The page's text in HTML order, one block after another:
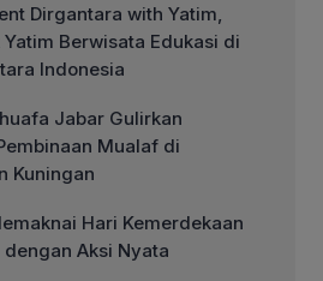
Dirgantara with Yatim,
Yatim Berwisata Edukasi di
Indonesia
Jabar Gulirkan
Mualaf di
Kuningan
Hari Kemerdekaan
Aksi Nyata